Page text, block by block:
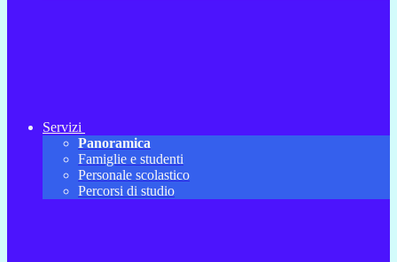
Servizi
Panoramica
Famiglie e studenti
Personale scolastico
Percorsi di studio